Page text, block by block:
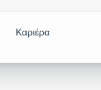
Καριέρα